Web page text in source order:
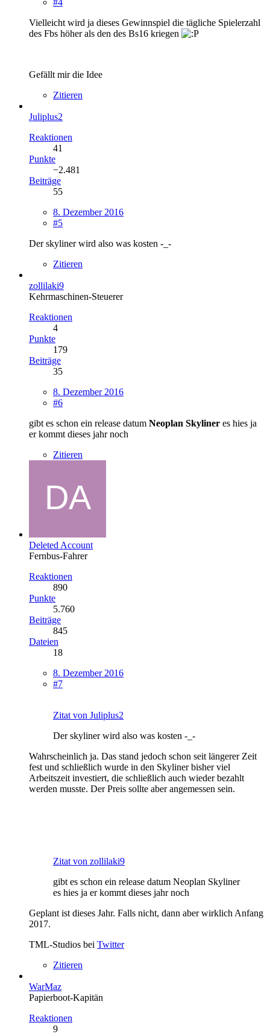
Vielleicht wird ja dieses Gewinnspiel die tägliche Spielerzahl
des Fbs höher als den des Bs16 kriegen
Gefällt mir die Idee
Zitieren
Juliplus2
Reaktionen
41
Punkte
−2.481
Beiträge
55
8. Dezember 2016
#5
Der skyliner wird also was kosten -_-
Zitieren
zollilaki9
Kehrmaschinen-Steuerer
Reaktionen
4
Punkte
179
Beiträge
35
8. Dezember 2016
#6
gibt es schon ein release datum Neoplan Skyliner es hies ja
er kommt dieses jahr noch
Zitieren
Deleted Account
Fernbus-Fahrer
Reaktionen
890
Punkte
5.760
Beiträge
845
Dateien
18
8. Dezember 2016
#7
Zitat von Juliplus2
Der skyliner wird also was kosten -_-
Wahrscheinlich ja. Das stand jedoch schon seit längerer Zeit
fest und schließlich wurde in den Skyliner bisher viel
Arbeitszeit investiert, die schließlich auch wieder bezahlt
werden musste. Der Preis sollte aber angemessen sein.
Zitat von zollilaki9
gibt es schon ein release datum Neoplan Skyliner
es hies ja er kommt dieses jahr noch
Geplant ist dieses Jahr. Falls nicht, dann aber wirklich Anfang
2017.
TML-Studios bei Twitter
Zitieren
WarMaz
Papierboot-Kapitän
Reaktionen
9